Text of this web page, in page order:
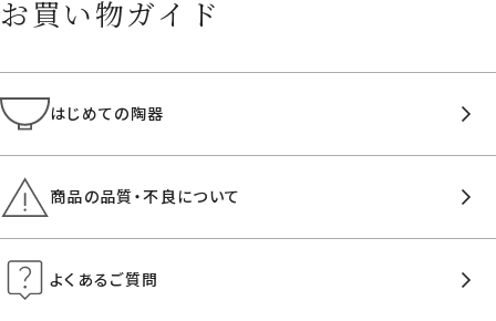
お買い物ガイド
はじめての陶器
商品の品質・不良について
よくあるご質問